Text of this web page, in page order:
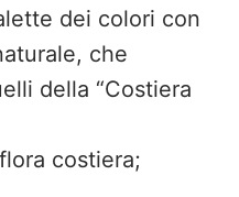
dei colori con
che
della “Costiera
costiera;